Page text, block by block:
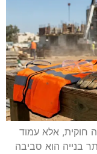
חוקית, אלא עמוד
בנייה הוא סביבה